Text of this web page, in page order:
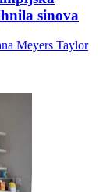
sinova
Meyers Taylor